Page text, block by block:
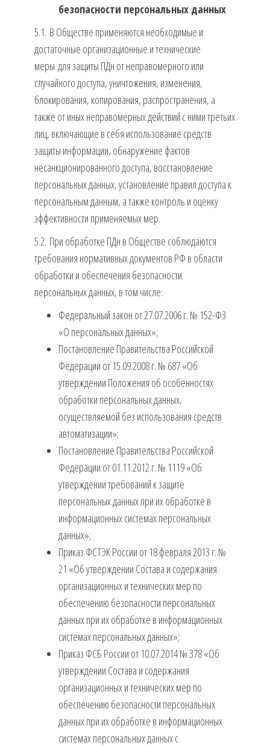
безопасности персональных данных
5.1. В Обществе применяются необходимые и
достаточные организационные и технические
меры для защиты ПДн от неправомерного или
случайного доступа, уничтожения, изменения,
блокирования, копирования, распространения, а
также от иных неправомерных действий с ними третьих
лиц, включающие в себя использование средств
защиты информации, обнаружение фактов
несанкционированного доступа, восстановление
персональных данных, установление правил доступа к
персональным данным, а также контроль и оценку
эффективности применяемых мер.
5.2. При обработке ПДн в Обществе соблюдаются
требования нормативных документов РФ в области
обработки и обеспечения безопасности
персональных данных, в том числе:
Федеральный закон от 27.07.2006 г. № 152-ФЗ
«О персональных данных»;
Постановление Правительства Российской
Федерации от 15.09.2008 г. № 687 «Об
утверждении Положения об особенностях
обработки персональных данных,
осуществляемой без использования средств
автоматизации»;
Постановление Правительства Российской
Федерации от 01.11.2012 г. № 1119 «Об
утверждении требований к защите
персональных данных при их обработке в
информационных системах персональных
данных»;
Приказ ФСТЭК России от 18 февраля 2013 г. №
21 «Об утверждении Состава и содержания
организационных и технических мер по
обеспечению безопасности персональных
данных при их обработке в информационных
системах персональных данных»;
Приказ ФСБ России от 10.07.2014 № 378 «Об
утверждении Состава и содержания
организационных и технических мер по
обеспечению безопасности персональных
данных при их обработке в информационных
системах персональных данных с